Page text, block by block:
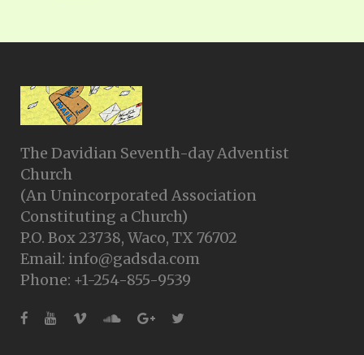
The Davidian Seventh-day Adventist
Church
(An Unincorporated Association
Constituting a Church)
P.O. Box 23738, Waco, TX 76702
Email: info@gadsda.com
Phone: +1-254-855-9539